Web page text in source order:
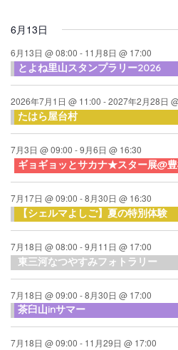
ト,
6月13日
6月13日 @ 08:00 - 11月8日 @ 17:00
とよね里山スタンプラリー2026
2026年7月1日 @ 11:00 -2027年2月28日
たはら屋台村
7月3日 @ 09:00 -9月6日 @ 16:30
ギョギョッとサカナ★スター展@
7月17日 @ 09:00 -8月30日 @ 16:30
【シェルマよしご】夏の特別体験
7月18日 @ 08:00 -9月11日 @ 17:00
東三河なつやすみフォトラリー
7月18日 @ 09:00 -8月30日 @ 17:00
茶臼山inサマー
7月18日 @ 09:00 - 11月29日 @ 17:00